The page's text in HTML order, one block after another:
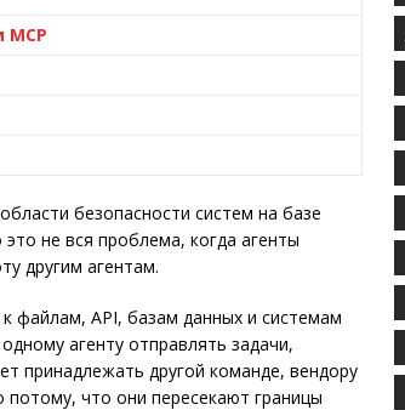
безопасности систем на базе
не вся проблема, когда агенты
другим агентам.
к файлам, API, базам данных и системам
агенту отправлять задачи,
принадлежать другой команде, вендору
что они пересекают границы